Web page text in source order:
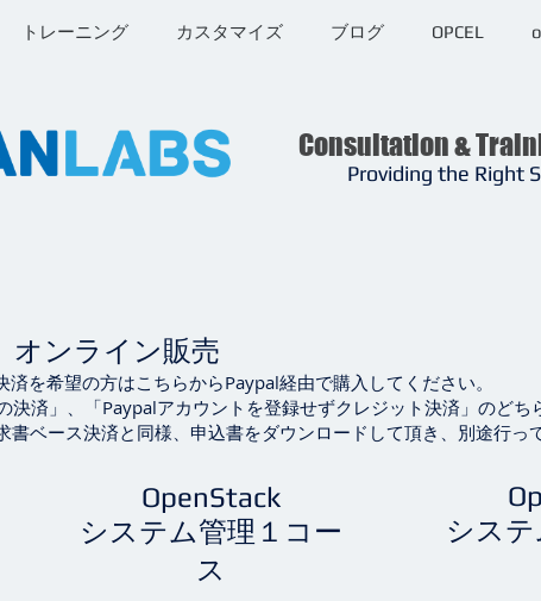
トレーニング カスタマイズ ブログ OPCEL o
Consultation &
Providing the Right
ンライン販売
を希望の方はこちらからPaypal経由で購入してください。
」、「Paypalアカウントを登録せずクレジット決済」のどち
ース決済と同様、申込書をダウンロードして頂き、別途行って
OpenStack
システム管理１コー
ス
シス